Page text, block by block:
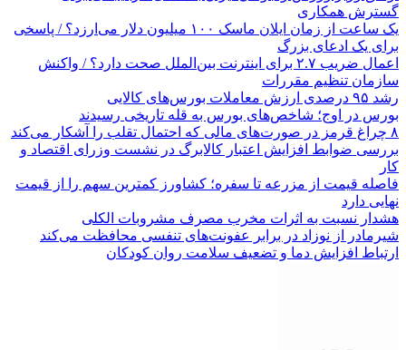
گسترش همکاری
یک ساعت از زمان ایلان ماسک ۱۰۰ میلیون دلار می‌ارزد؟ / پاسخی
برای یک ادعای بزرگ
اعمال ضریب ۲.۷ برای اینترنت بین‌الملل صحت دارد؟ / واکنش
سازمان تنظیم مقررات
رشد ۹۵ درصدی ارزش معاملات بورس‌های کالایی
بورس در اوج؛ شاخص‌های بورس به قله تاریخی رسیدند
۸ چراغ قرمز در صورت‌های مالی که احتمال تقلب را آشکار می‌کند
بررسی ضوابط افزایش اعتبار کالابرگ در نشست وزرای اقتصاد و
کار
فاصله قیمت از مزرعه تا سفره؛ کشاورز کمترین سهم را از قیمت
نهایی دارد
هشدار نسبت به اثرات مخرب مصرف مشروبات الکلی
شیرمادر از نوزاد در برابر عفونت‌های تنفسی محافظت می‌کند
ارتباط افزایش دما و تضعیف سلامت روان کودکان